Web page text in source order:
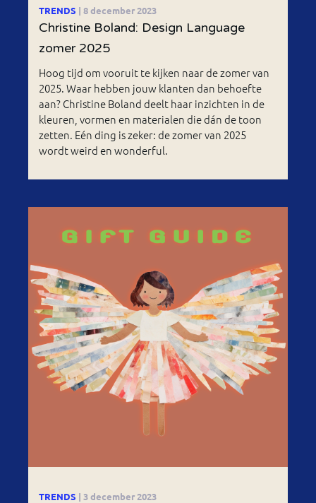
TRENDS | 8 december 2023
Christine Boland: Design Language
zomer 2025
Hoog tijd om vooruit te kijken naar de zomer van
2025. Waar hebben jouw klanten dan behoefte
aan? Christine Boland deelt haar inzichten in de
kleuren, vormen en materialen die dán de toon
zetten. Eén ding is zeker: de zomer van 2025
wordt weird en wonderful.
TRENDS | 3 december 2023